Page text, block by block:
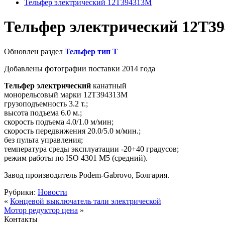
Тельфер электрический 12Т394313M
Тельфер электрический
Обновлен раздел Тельфер тип Т
Добавлены фотографии поставки 2014 года
Тельфер электрический канатный
монорельсовый марки 12Т394313M
грузоподъемность 3.2 т.;
высота подъема 6.0 м.;
скорость подъема 4.0/1.0 м/мин;
скорость передвижения 20.0/5.0 м/мин.;
без пульта управления;
температура среды эксплуатации -20+40 градусов;
режим работы по ISO 4301 М5 (средний).
Завод производитель Podem-Gabrovo, Болгария.
Рубрики: Новости
« Концевой выключатель тали электрической
Мотор редуктор цена »
Контакты